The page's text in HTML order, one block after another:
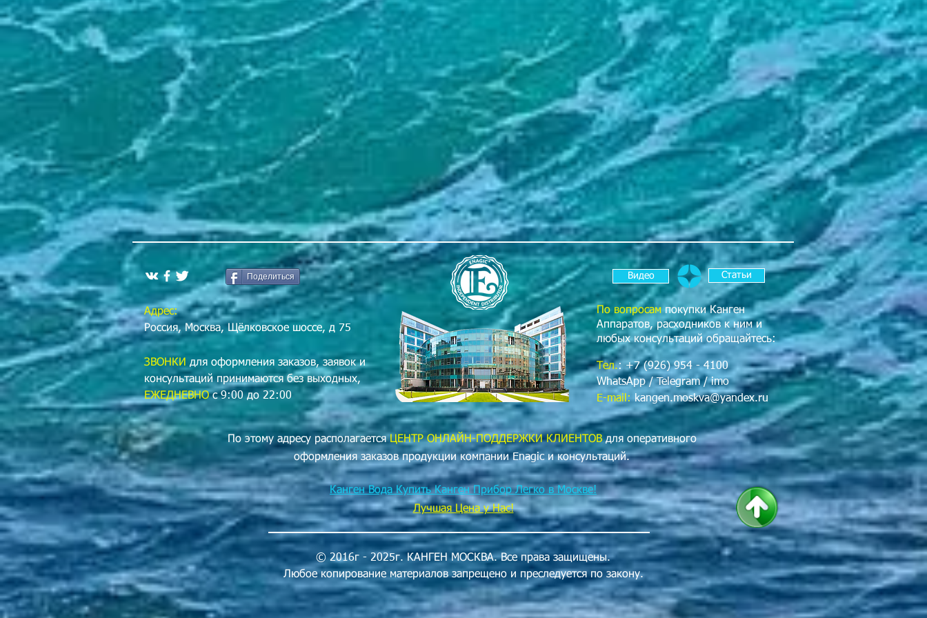
для умывания, уборки, чистки и дезинфекции.
Министерством здравоохранения и социального
обеспечения Японии этот прибор, наряду со ВСЕЙ
линейкой ионизаторов Enagic®, признан и
сертифицирован, как медицинское оборудование!
Leveluk SD501 Platinum был самым лучшим в
своем классесреди промышленно производимых
ионизаторов воды пока... не появилась, в 2014 году,
модель Leveluk Kangen 8, с сильнейшей
электролизной камерой (8 активных пластин-
электродов), большим интуитивным сенсорным
экраном с кнопками переключения режима
получаемой воды и меню управления (LCD-дисплей),
понятными голосовыми подсказками на 10 языках.
Обратите внимание на Leveluk Kangen 8! Этот
прибор для вас и вашей семьи может стать удачной
инвестицией в здоровье и возможный будущий
бизнес.
Прибор хорошо себя зарекомендовал в
коммерческом применении в течении последних
15 лет.Запатентованная система фильтрации и
ионизации воды от Enagic дает колоссальные
преимущества для бизнеса любых размеров. К ним
относятся рестораны, производства, детские сады,
школы, офисы, больницы, госпитали, медцентры,
фитнес-клубы, салоны красоты и другие публичные
предприятия, которые связаны с использованием
воды. Покупка Канген машины с коммерческой
целью и использование ее в течение 15-20 лет
позволяет получать чистую и эффективную воду
высокого качества для различных целей легче, чем
когда-либо.
LeveLuk SD501 Platinum достаточно компактен,не
занимает много места на столешнице, может
свободно поместиться в кухонный шкаф. Идеально
подойдет для любой кухни. Легко и непринужденно
вписывается в любой дизайн, выполненный даже по
индивидуальному заказу. Особенно подходит стиль
металлик. По многочисленным признаниям - это
современная, надежная, красивая машина, аппарат
Поделиться
Адрес:
Россия, Москва, Щёлковское шоссе, д 75
ЗВОНКИ для оформления заказов, заявок и
консультаций принимаются без выходных,
ЕЖЕДНЕВНОс 9:00 до 22:00
Видео Статьи
По вопросам покупки Канген
Аппаратов, расходников к ним и
любых консультаций обращайтесь:
Тел.: +7 (926) 954 - 4100
WhatsApp / Telegram / imo
E-mail: kangen.moskva@yandex.ru
По этому адресу располагаетсяЦЕНТР ОНЛАЙН-ПОДДЕРЖКИ КЛИЕНТОВдля оперативного
оформления заказов продукции компании Enagic и консультаций.
Канген Вода Купить Канген Прибор Легко в Москве!
Лучшая Цена у Нас!
© 2016г - 2025г. КАНГЕН МОСКВА. Все права защищены.
Любое копирование материалов запрещено и преследуется по закону.